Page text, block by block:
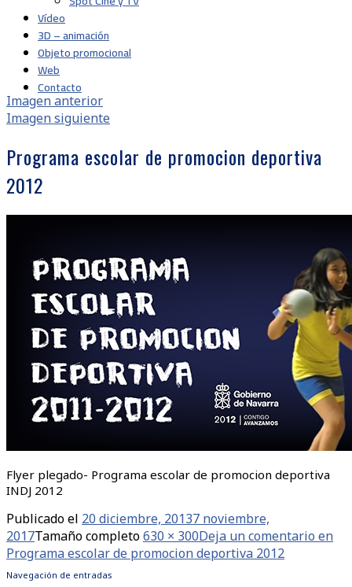
Vídeo
3D – animación
Objeto promocional
Web
Contacto
Imagen anterior
Imagen siguiente
Programa escolar de promocion deportiva
2012
Flyer plegado- Programa escolar de promocion deportiva
INDJ 2012
Publicado el 20 diciembre, 20137 noviembre,
2017Tamaño completo630 × 300Deja un comentario en
Programa escolar de promocion deportiva 2012
Navegación de entradas